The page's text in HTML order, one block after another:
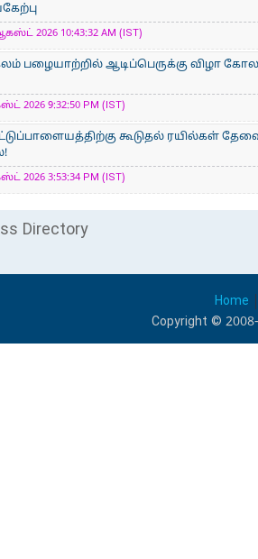
2026 10:43:32 AM (IST)
பழையாற்றில் ஆடிப்பெருக்கு விழா
2026 9:32:50 PM (IST)
கூடுதல் ரயில்கள்
2026 3:53:34 PM (IST)
Directory
Home
Copyright ©